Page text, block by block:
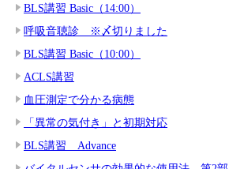
BLS講習 Basic（14:00）
呼吸音聴診 ※〆切りました
BLS講習 Basic（10:00）
ACLS講習
血圧測定で分かる病態
「異常の気付き」と初期対応
BLS講習 Advance